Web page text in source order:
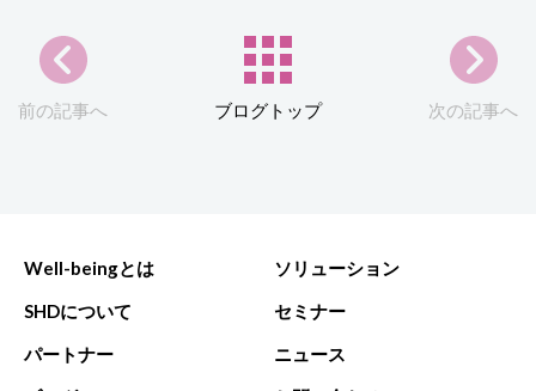
前の記事へ ブログトップ 次の記事へ
Well-beingとは
ソリューション
SHDについて
セミナー
パートナー
ニュース